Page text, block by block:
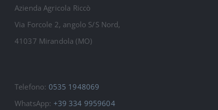
Azienda Agricola Riccò
Via Forcole 2, angolo S/S Nord,
41037 Mirandola (MO)
Telefono: 0535 1948069
WhatsApp: +39 334 9959604